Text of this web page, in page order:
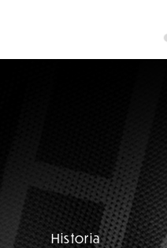
Historia